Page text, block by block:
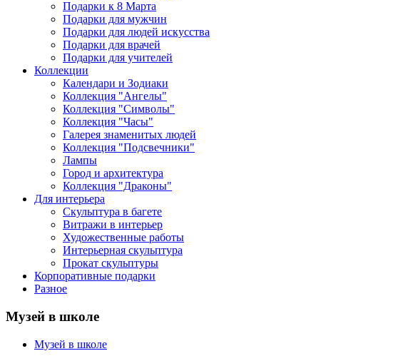
Подарки к 8 Марта
Подарки для мужчин
Подарки для людей искусства
Подарки для врачей
Подарки для учителей
Коллекции
Календари и Зодиаки
Коллекция "Ангелы"
Коллекция "Символы"
Коллекция "Часы"
Галерея знаменитых людей
Коллекция "Подсвечники"
Лампы
Город и архитектура
Коллекция "Драконы"
Для интерьера
Скульптура в багете
Витражи в интерьер
Художественные работы
Интерьерная скульптура
Прокат скульптуры
Корпоративные подарки
Разное
Музей в школе
Музей в школе